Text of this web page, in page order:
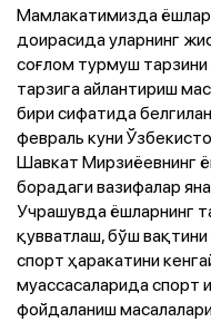
Мамлакатимизда
доирасида уларнинг
соғлом турмуш
тарзига айлантириш
бири сифатида
февраль куни
Шавкат Мирзиёевнинг
борадаги вазифалар
Учрашувда ёшларнинг
қувватлаш, бўш
спорт ҳаракатини
муассасаларида спорт
фойдаланиш